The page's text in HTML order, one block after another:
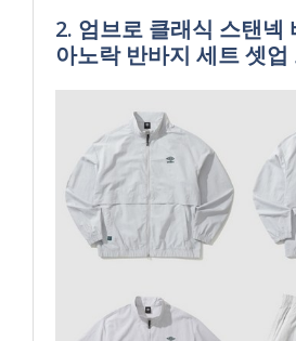
2. 엄브로 클래식 스탠넥
아노락 반바지 세트 셋업